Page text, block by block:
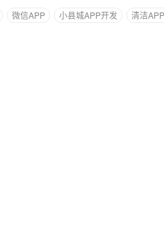
微信APP 小县城APP开发 清洁